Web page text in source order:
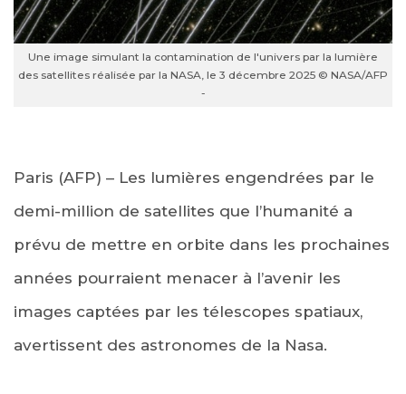
Une image simulant la contamination de l'univers par la lumière
des satellites réalisée par la NASA, le 3 décembre 2025 © NASA/AFP
-
Paris (AFP) – Les lumières engendrées par le
demi-million de satellites que l’humanité a
prévu de mettre en orbite dans les prochaines
années pourraient menacer à l’avenir les
images captées par les télescopes spatiaux,
avertissent des astronomes de la Nasa.